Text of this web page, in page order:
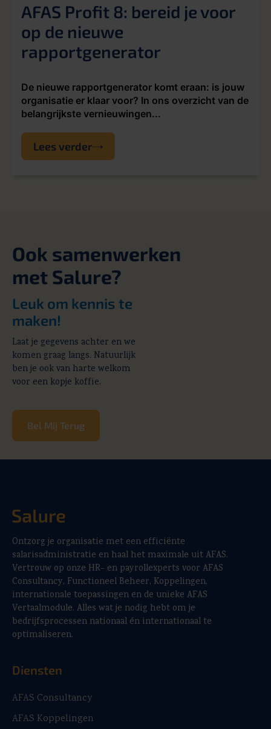
AFAS Profit 8: bereid je voor
op de nieuwe
rapportgenerator
De nieuwe rapportgenerator komt eraan: is jouw
organisatie er klaar voor? In ons overzicht van de
belangrijkste vernieuwingen...
Lees verder
Ook samenwerken
met Salure?
Leuk om kennis te
maken!
Laat je gegevens achter en we
komen graag langs. Natuurlijk
ben je ook van harte welkom
voor een kopje koffie.
Bel Mij Terug
Ontzorg je organisatie met een efficiënte
salarisadministratie en haal het maximale uit AFAS.
Vertrouw op onze HR- en payrollexperts voor AFAS
Consultancy, Functioneel Beheer, Koppelingen,
internationale toepassingen en de unieke AFAS
Vertaalmodule. Alles wat je nodig hebt om je
bedrijfsprocessen nationaal én internationaal te
optimaliseren.
Diensten
AFAS Consultancy
AFAS Koppelingen